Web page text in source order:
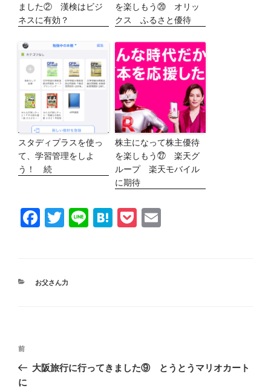
ました② 漢検はビジ
ネスに有効？
を楽しもう⑳ オリッ
クス ふるさと優待
スタディプラスを使っ
て、学習管理をしよ
う！ 続
株主になって株主優待
を楽しもう㉗ 楽天グ
ループ 楽天モバイル
に期待
F
e
T
er
Li
H
P
カ
お父さん力
稿
ビ
ゲ
前
の
投
前
大阪旅行に行ってきました⑨ とうとうマリオカート
に